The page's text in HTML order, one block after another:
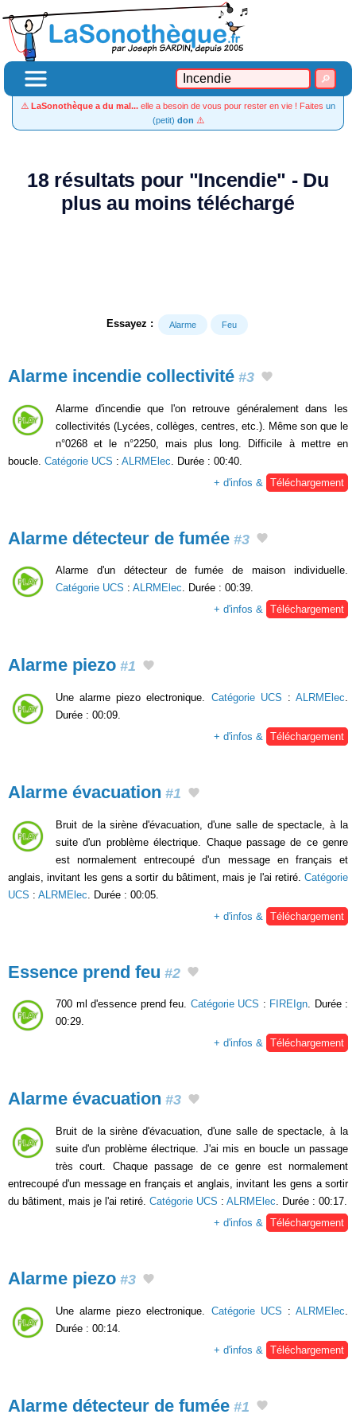
⚠️ LaSonothèque a du mal... elle a besoin de vous pour rester en vie ! Faites un
(petit) don ⚠️
18 résultats pour "Incendie" - Du
plus au moins téléchargé
Essayez : Alarme Feu
Alarme incendie collectivité #3
Alarme d'incendie que l'on retrouve généralement dans les
collectivités (Lycées, collèges, centres, etc.). Même son que le
n°0268 et le n°2250, mais plus long. Difficile à mettre en
boucle. Catégorie UCS : ALRMElec . Durée : 00:40.
+ d'infos &
Téléchargement
Alarme détecteur de fumée #3
Alarme d'un détecteur de fumée de maison individuelle.
Catégorie UCS : ALRMElec. Durée : 00:39.
+ d'infos & Téléchargement
Alarme piezo #1
Une alarme piezo electronique. Catégorie UCS :ALRMElec
Durée : 00:09.
+ d'infos &
Téléchargement
Alarme évacuation #1
Bruit de la sirène d'évacuation, d'une salle de spectacle, à la
suite d'un problème électrique. Chaque passage de ce genre
est normalement entrecoupé d'un message en français et
anglais, invitant les gens a sortir du bâtiment, mais je l'ai retiré. Catégorie
UCS : ALRMElec . Durée : 00:05.
+ d'infos &
Téléchargement
Essence prend feu #2
700 ml d'essence prend feu. Catégorie UCS : FIREIgn. Durée :
00:29.
+ d'infos & Téléchargement
Alarme évacuation #3
Bruit de la sirène d'évacuation, d'une salle de spectacle, à la
suite d'un problème électrique. J'ai mis en boucle un passage
très court. Chaque passage de ce genre est normalement
entrecoupé d'un message en français et anglais, invitant les gens a sortir
du bâtiment, mais je l'ai retiré. Catégorie UCS : ALRMElec . Durée : 00:17.
+ d'infos &
Téléchargement
Alarme piezo #3
Une alarme piezo electronique. Catégorie UCS :ALRMElec
Durée : 00:14.
+ d'infos &
Téléchargement
Alarme détecteur de fumée #1